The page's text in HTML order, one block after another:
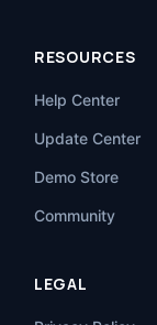
RESOURCES
Help Center
Update Center
Demo Store
Community
LEGAL